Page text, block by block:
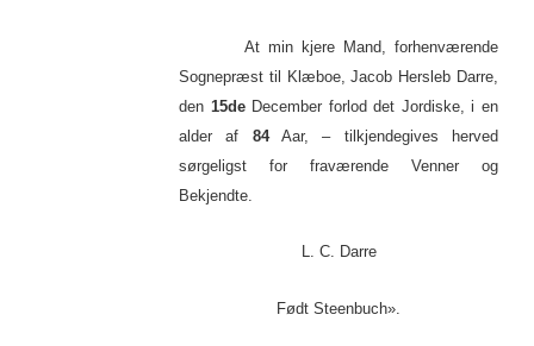
At min kjere Mand, forhenværende
Sognepræst til Klæboe, Jacob Hersleb Darre,
den 15deDecember forlod det Jordiske, i en
alder af 84Aar, – tilkjendegives herved
sørgeligst for fraværende Venner og
Bekjendte.
L. C. Darre
Født Steenbuch».